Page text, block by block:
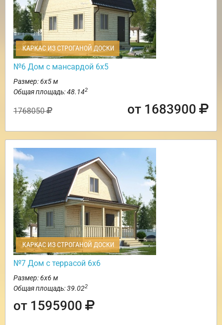
КАРКАС ИЗ СТРОГАНОЙ ДОСКИ
№6 Дом с мансардой 6х5
Размер: 6х5 м
Общая площадь: 48.142
1768050 от 1683900
КАРКАС ИЗ СТРОГАНОЙ ДОСКИ
№7 Дом с террасой 6х6
Размер: 6х6 м
Общая площадь: 39.022
от 1595900